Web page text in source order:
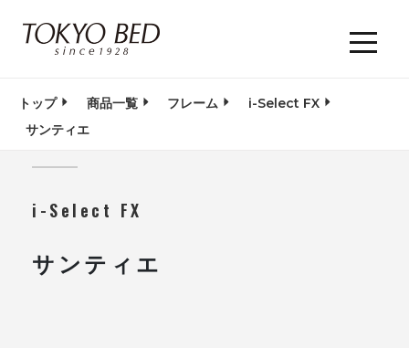
トップ 商品一覧 フレーム
i-Select FX
サンティエ
i-Select FX
サンティエ